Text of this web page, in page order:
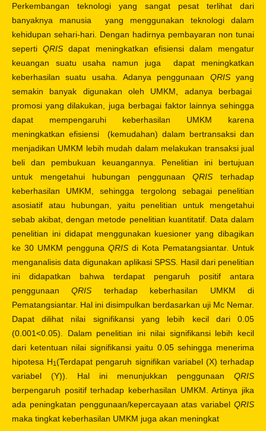
Perkembangan teknologi yang sangat pesat terlihat dari
banyaknya manusia yang menggunakan teknologi dalam
kehidupan sehari-hari. Dengan hadirnya pembayaran non tunai
sepertiQRIS dapat meningkatkan efisiensi dalam mengatur
keuangan suatu usaha namun juga dapat meningkatkan
keberhasilan suatu usaha. Adanya penggunaan QRISyang
semakin banyak digunakan oleh UMKM, adanya berbagai
promosi yang dilakukan, juga berbagai faktor lainnya sehingga
dapat mempengaruhi keberhasilan UMKM karena
meningkatkan efisiensi (kemudahan) dalam bertransaksi dan
menjadikan UMKM lebih mudah dalam melakukan transaksi jual
beli dan pembukuan keuangannya. Penelitian ini bertujuan
untuk mengetahui hubungan penggunaanQRISterhadap
keberhasilan UMKM, sehingga tergolong sebagai penelitian
asosiatif atau hubungan, yaitu penelitian untuk mengetahui
sebab akibat, dengan metode penelitian kuantitatif. Data dalam
penelitian ini didapat menggunakan kuesioner yang dibagikan
ke 30 UMKM pengguna QRISdi Kota Pematangsiantar. Untuk
menganalisis data digunakan aplikasi SPSS. Hasil dari penelitian
ini didapatkan bahwa terdapat pengaruh positif antara
penggunaanQRIS terhadap keberhasilan UMKM di
Pematangsiantar. Hal ini disimpulkan berdasarkan uji Mc Nemar.
Dapat dilihat nilai signifikansi yang lebih kecil dari 0.05
(0.001<0.05). Dalam penelitian ini nilai signifikansi lebih kecil
dari ketentuan nilai signifikansi yaitu 0.05 sehingga menerima
hipotesa H1(Terdapat pengaruh signifikan variabel (X) terhadap
variabel (Y)). Hal ini menunjukkan penggunaanQRIS
berpengaruh positif terhadap keberhasilan UMKM. Artinya jika
ada peningkatan penggunaan/kepercayaan atas variabelQRIS
maka tingkat keberhasilan UMKM juga akan meningkat